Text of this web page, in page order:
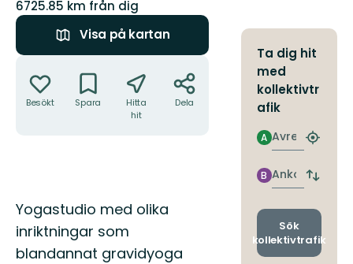
6725.85 km från dig
Visa på kartan
Besökt Spara
Hitta
hit
Dela
Beskrivning
Yogastudio med olika
inriktningar som
blandannat gravidyoga
Ta dig hit
med
kollektivtr
afik
Avresa
A
Hitta
Ankomst
B
Byt
och
Sök
kollektivtrafik